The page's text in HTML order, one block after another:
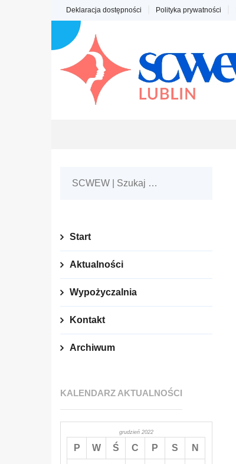
Skip
to
content
Deklaracja dostępności Polityka prywatności
Start
Aktualności
Wypożyczalnia
Kontakt
Archiwum
KALENDARZ AKTUALNOŚCI
grudzień 2022
P W Ś C P S N